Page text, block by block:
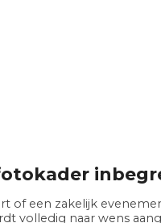
of een zakelijk
volledig naar wens